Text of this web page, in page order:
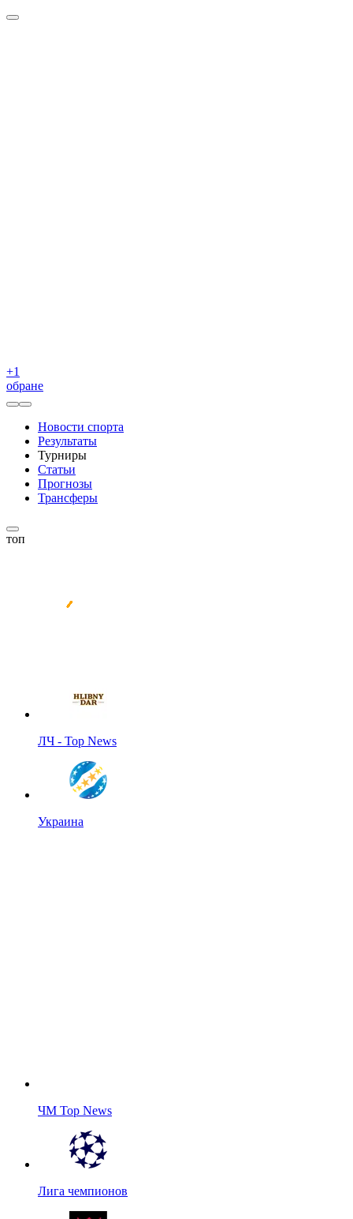
+1
обране
Новости спорта
Результаты
Турниры
Статьи
Прогнозы
Трансферы
топ
ЛЧ - Top News
Украина
ЧМ Top News
Лига чемпионов